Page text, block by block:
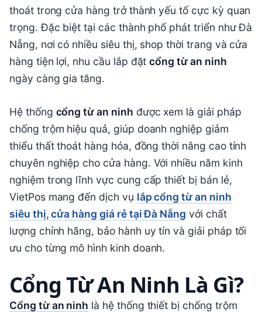
thoát trong cửa hàng trở thành yếu tố cực kỳ quan
trọng. Đặc biệt tại các thành phố phát triển nhưĐà
Nẵng, nơi có nhiều siêu thị, shop thời trang và cửa
hàng tiện lợi, nhu cầu lắp đặtcổng từ an ninh
ngày càng gia tăng.
Hệ thống cổng từ an ninh được xem là giải pháp
chống trộm hiệu quả, giúp doanh nghiệp giảm
thiểu thất thoát hàng hóa, đồng thời nâng cao tính
chuyên nghiệp cho cửa hàng. Với nhiều năm kinh
nghiệm trong lĩnh vực cung cấp thiết bị bán lẻ,
VietPosmang đến dịch vụ lắp cổng từ an ninh
siêu thị, cửa hàng giá rẻ tại Đà Nẵng với chất
lượng chính hãng, bảo hành uy tín và giải pháp tối
ưu cho từng mô hình kinh doanh.
Cổng Từ An Ninh Là Gì?
Cổng từ an ninh là hệ thống thiết bị chống trộm